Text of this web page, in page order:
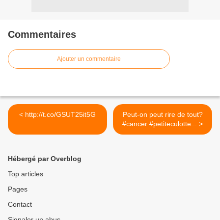
Commentaires
Ajouter un commentaire
< http://t.co/GSUT25it5G
Peut-on peut rire de tout?
#cancer #petiteculotte... >
Hébergé par Overblog
Top articles
Pages
Contact